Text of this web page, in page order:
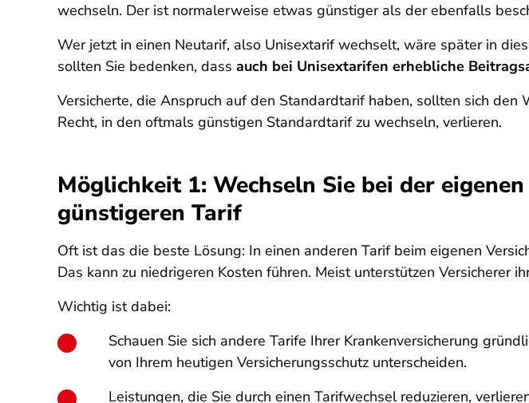
wechseln. Der ist normalerweise etwas günstiger als der ebenfalls
Wer jetzt in einen Neutarif, also Unisextarif wechselt, wäre später in
sollten Sie bedenken, dass auch bei Unisextarifen erhebliche
Versicherte, die Anspruch auf den Standardtarif haben, sollten sich
Recht, in den oftmals günstigen Standardtarif zu wechseln, verlieren.
Möglichkeit 1: Wechseln Sie bei der
günstigeren Tarif
Oft ist das die beste Lösung: In einen anderen Tarif beim eigenen
Das kann zu niedrigeren Kosten führen. Meist unterstützen Versicherer
Wichtig ist dabei:
Schauen Sie sich andere Tarife Ihrer Krankenversicherung
von Ihrem heutigen Versicherungsschutz unterscheiden.
Leistungen, die Sie durch einen Tarifwechsel reduzieren,